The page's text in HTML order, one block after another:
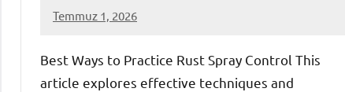
Temmuz 1, 2026
admin
Yorum
Best Ways to Practice Rust Spray Control This
article explores effective techniques and